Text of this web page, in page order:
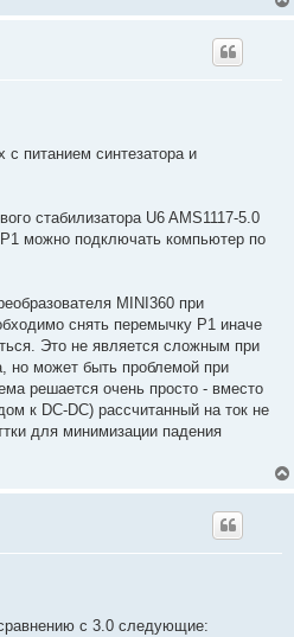
с питанием синтезатора и
стабилизатора U6 AMS1117-5.0
можно подключать компьютер по
MINI360 при
снять перемычку P1 иначе
Это не является сложным при
но может быть проблемой при
решается очень просто - вместо
к DC-DC) рассчитанный на ток не
для минимизации падения
с 3.0 следующие: